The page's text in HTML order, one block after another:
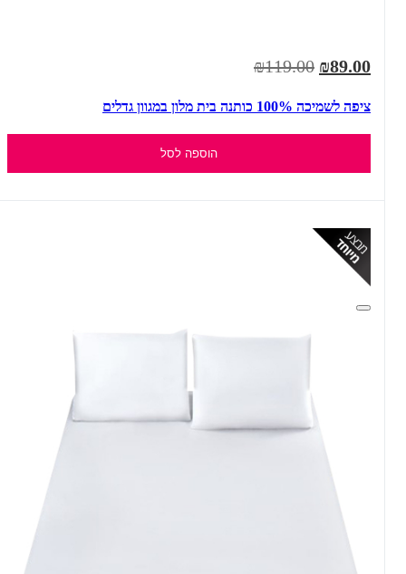
₪89.00
₪119.00
ציפה לשמיכה 100% כותנה בית מלון במגוון גדלים
הוספה לסל